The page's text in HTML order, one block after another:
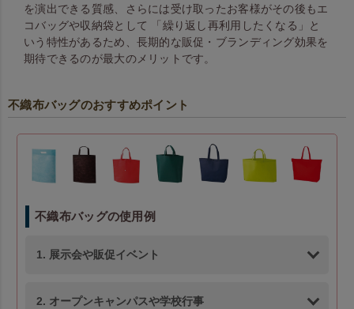
を演出できる質感、さらには受け取ったお客様がその後もエ
コバッグや収納袋として 「繰り返し再利用したくなる」と
いう特性があるため、長期的な販促・ブランディング効果を
期待できるのが最大のメリットです。
不織布バッグのおすすめポイント
不織布バッグの使用例
1. 展示会や販促イベント
2. オープンキャンパスや学校行事